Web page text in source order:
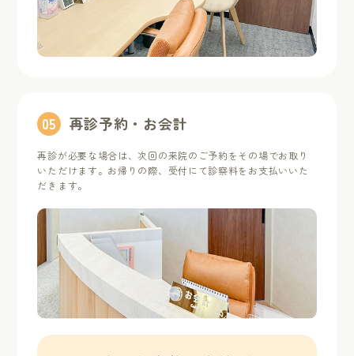
05 再診予約・お会計
再診が必要な場合は、次回の来院のご予約をその場でお取り
いただけます。お帰りの際、受付にて診察料をお支払いいた
だきます。